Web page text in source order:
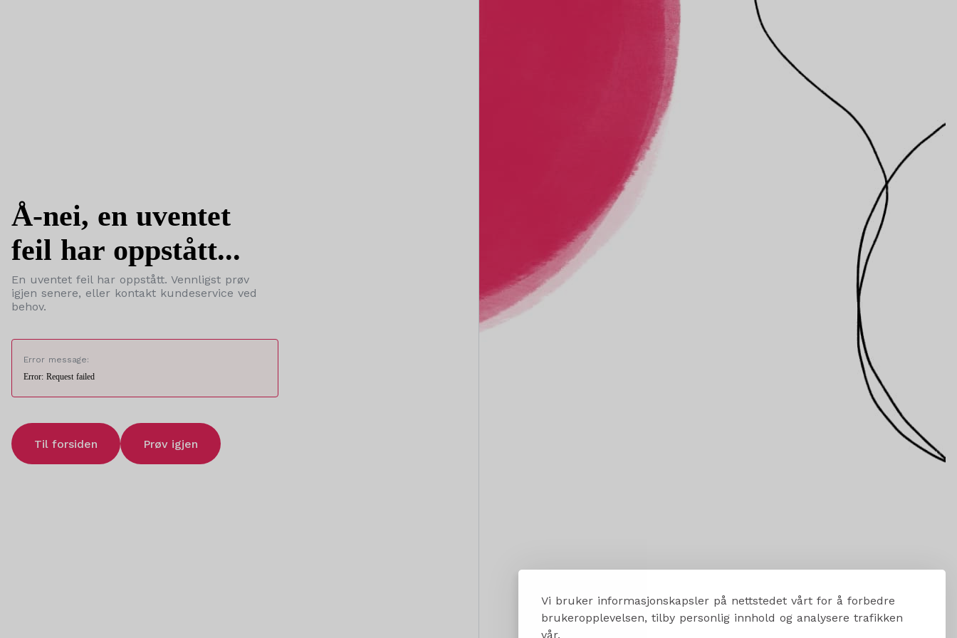
Vi bruker informasjonskapsler på nettstedet vårt for å forbedre
brukeropplevelsen, tilby personlig innhold og analysere trafikken
vår.
Å-nei, en uventet
feil har oppstått...
En uventet feil har oppstått. Vennligst prøv
igjen senere, eller kontakt kundeservice ved
behov.
Error message:
Error: Request failed
Til forsiden Prøv igjen